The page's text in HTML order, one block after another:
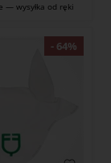
— wysyłka od ręki